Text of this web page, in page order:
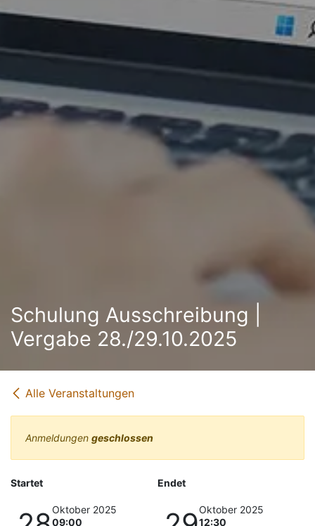
Schulung Ausschreibung |
Vergabe 28./29.10.2025
Alle Veranstaltungen
Anmeldungen geschlossen
Startet
Oktober 2025
09:00
Endet
Oktober 2025
12:30